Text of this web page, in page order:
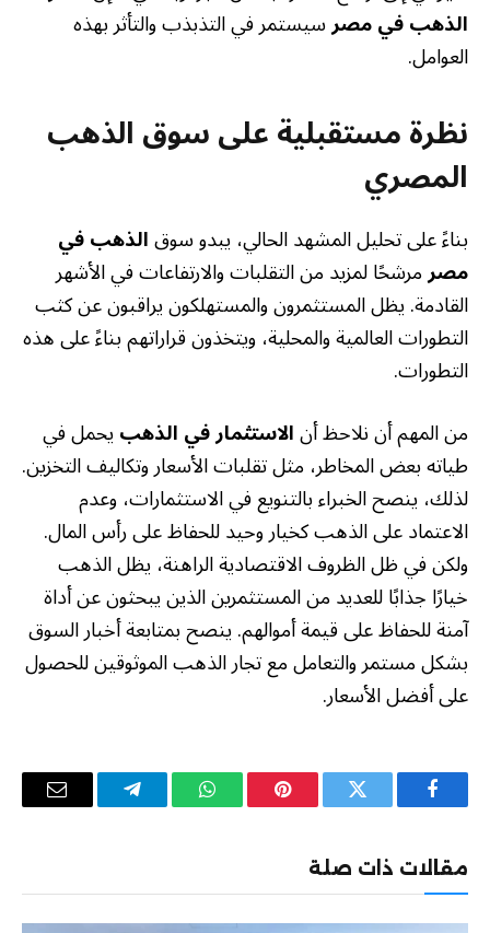
الذهب في مصرسيستمر في التذبذب والتأثر بهذه
العوامل.
نظرة مستقبلية على سوق الذهب
المصري
بناءً على تحليل المشهد الحالي، يبدو سوقالذهب في
مصرمرشحًا لمزيد من التقلبات والارتفاعات في الأشهر
القادمة. يظل المستثمرون والمستهلكون يراقبون عن كثب
التطورات العالمية والمحلية، ويتخذون قراراتهم بناءً على هذه
التطورات.
من المهم أن نلاحظ أنالاستثمار في الذهبيحمل في
طياته بعض المخاطر، مثل تقلبات الأسعار وتكاليف التخزين.
لذلك، ينصح الخبراء بالتنويع في الاستثمارات، وعدم
الاعتماد على الذهب كخيار وحيد للحفاظ على رأس المال.
ولكن في ظل الظروف الاقتصادية الراهنة، يظل الذهب
خيارًا جذابًا للعديد من المستثمرين الذين يبحثون عن أداة
آمنة للحفاظ على قيمة أموالهم. ينصح بمتابعة أخبار السوق
بشكل مستمر والتعامل مع تجار الذهب الموثوقين للحصول
على أفضل الأسعار.
فيسبوك تويتر بينتيريستواتساب تيلقرام
البريد
مقالات ذات صلة